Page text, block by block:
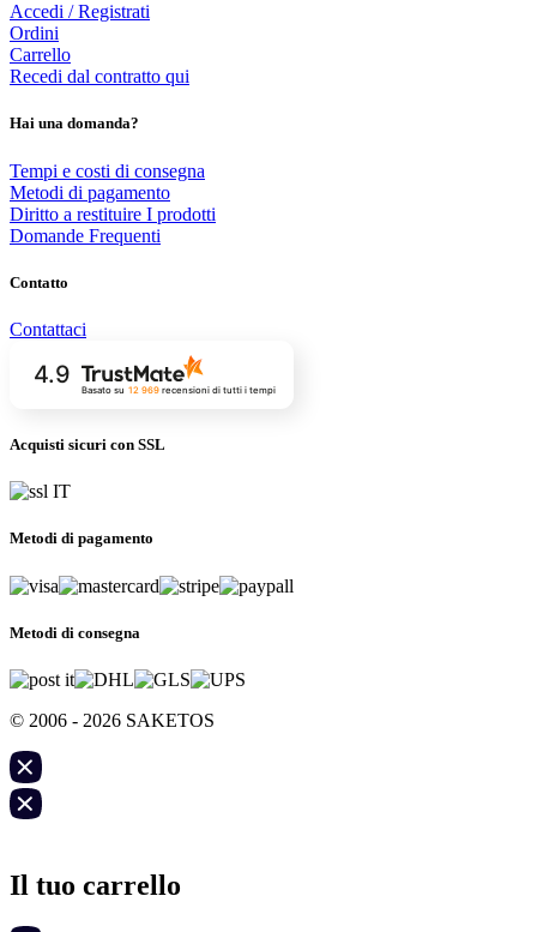
Accedi / Registrati
Ordini
Carrello
Recedi dal contratto qui
Hai una domanda?
Tempi e costi di consegna
Metodi di pagamento
Diritto a restituire I prodotti
Domande Frequenti
Contatto
Contattaci
4.9
Basato su 12 969recensioni di tutti i tempi
Acquisti sicuri con SSL
Metodi di pagamento
Metodi di consegna
© 2006 - 2026 SAKETOS
Il tuo carrello